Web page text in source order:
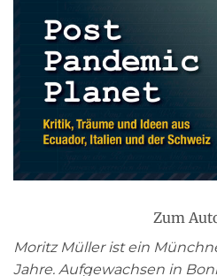
Zum
Moritz Müller ist ein
Jahre. Aufgewachsen in